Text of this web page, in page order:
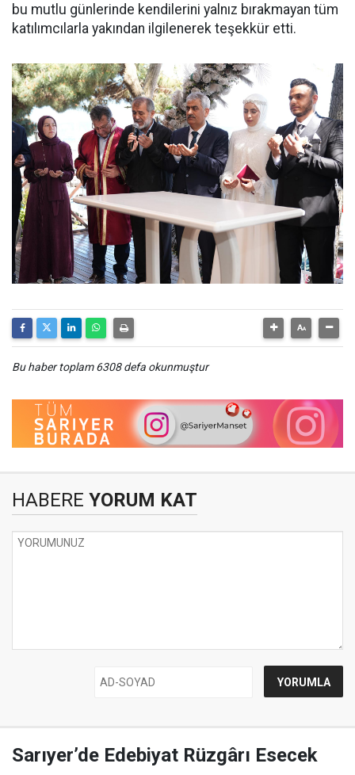
bu mutlu günlerinde kendilerini yalnız bırakmayan tüm
katılımcılarla yakından ilgilenerek teşekkür etti.
Bu haber toplam 6308 defa okunmuştur
HABERE YORUM KAT
Sarıyer’de Edebiyat Rüzgârı Esecek